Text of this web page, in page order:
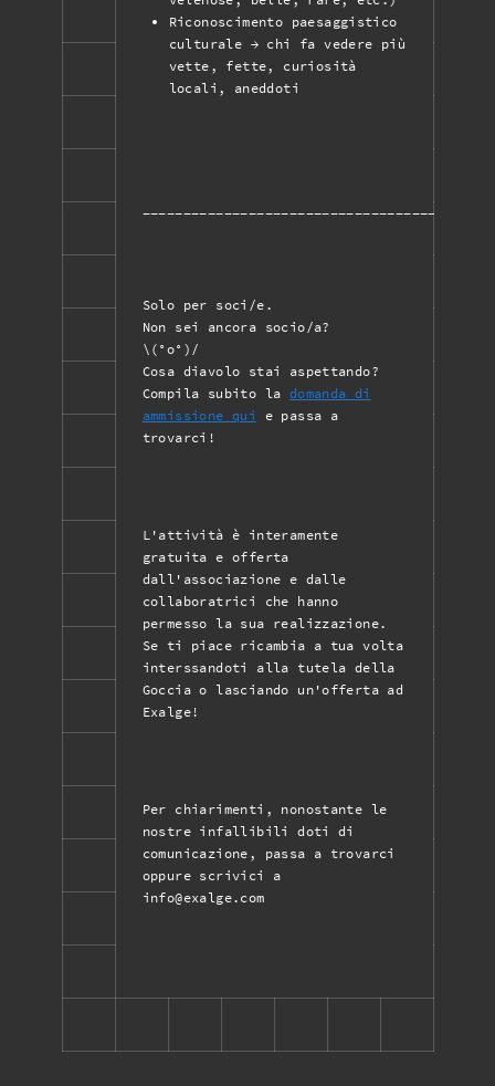
Riconoscimento paesaggistico
culturale → chi fa vedere più
vette, fette, curiosità
locali, aneddoti
Solo per soci/e.
Non sei ancora socio/a?
\(°o°)/
Cosa diavolo stai aspettando?
Compila subito la domanda di
ammissione qui
e passa a
trovarci!
L'attività è interamente
gratuita e offerta
dall'associazione e dalle
collaboratrici che hanno
permesso la sua realizzazione.
Se ti piace ricambia a tua volta
interssandoti alla tutela della
Goccia o lasciando un'offerta ad
Exalge!
Per chiarimenti, nonostante le
nostre infallibili doti di
comunicazione, passa a trovarci
oppure scrivici a
info@exalge.com